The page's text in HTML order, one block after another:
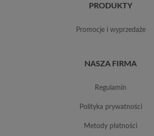
PRODUKTY
promocje i wyprzedaże
NASZA FIRMA
regulamin
polityka prywatności
metody płatności